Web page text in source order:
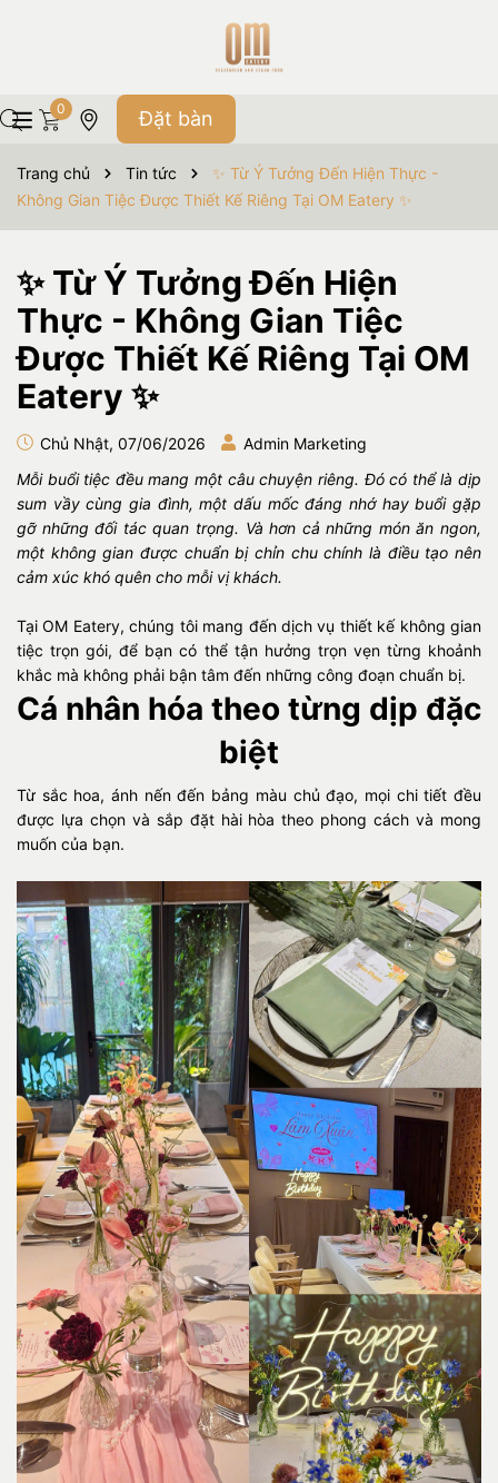
0 Đặt bàn
Trang chủ Tin tức
✨ Từ Ý Tưởng Đến Hiện Thực -
Không Gian Tiệc Được Thiết Kế Riêng Tại OM Eatery ✨
✨ Từ Ý Tưởng Đến Hiện
Thực - Không Gian Tiệc
Được Thiết Kế Riêng Tại OM
Eatery ✨
Chủ Nhật, 07/06/2026
Admin Marketing
Mỗi buổi tiệc đều mang một câu chuyện riêng. Đó có thể là dịp
sum vầy cùng gia đình, một dấu mốc đáng nhớ hay buổi gặp
gỡ những đối tác quan trọng. Và hơn cả những món ăn ngon,
một không gian được chuẩn bị chỉn chu chính là điều tạo nên
cảm xúc khó quên cho mỗi vị khách.
Tại OM Eatery, chúng tôi mang đến dịch vụ thiết kế không gian
tiệc trọn gói, để bạn có thể tận hưởng trọn vẹn từng khoảnh
khắc mà không phải bận tâm đến những công đoạn chuẩn bị.
Cá nhân hóa theo từng dịp đặc
biệt
Từ sắc hoa, ánh nến đến bảng màu chủ đạo, mọi chi tiết đều
được lựa chọn và sắp đặt hài hòa theo phong cách và mong
muốn của bạn.